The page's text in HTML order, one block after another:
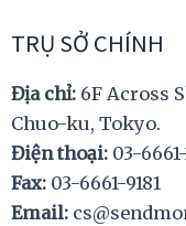
TRỤ SỞ CHÍNH
Địa chỉ: 6F Across
Chuo-ku, Tokyo.
Điện thoại: 03-
Fax: 03-6661-9181
Email: